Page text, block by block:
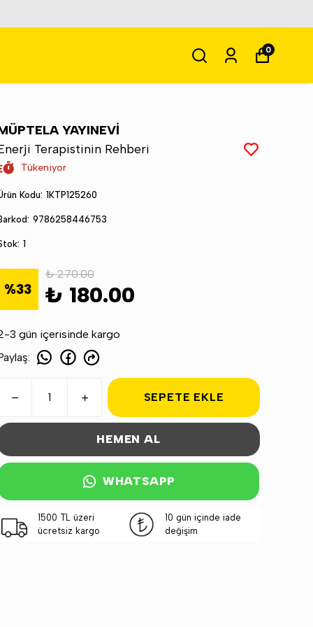
0
YAYINEVİ
Terapistinin Rehberi
Tükeniyor
Kodu: 1KTP125260
: 9786258446753
: 1
%33
₺ 270.00
₺ 180.00
3 gün içerisinde kargo
:
SEPETE EKLE
HEMEN AL
WHATSAPP
1500 TL üzeri
ücretsiz kargo
10 gün içinde iade
değişim